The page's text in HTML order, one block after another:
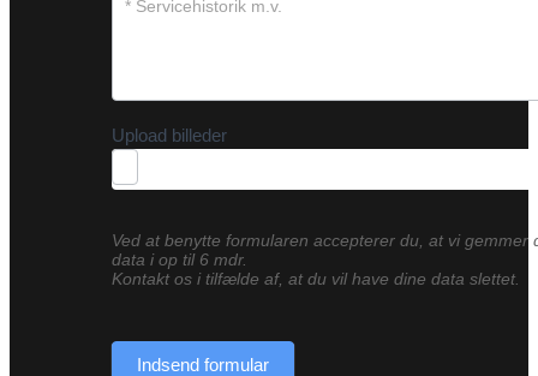
Upload billeder
Ved at benytte formularen accepterer du, at vi gemmer
data i op til 6 mdr.
Kontakt os i tilfælde af, at du vil have dine data slettet.
Indsend formular